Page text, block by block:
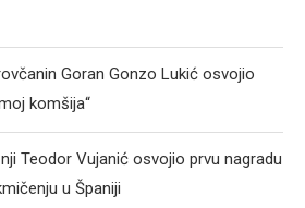
Goran Gonzo Lukić osvojio
komšija“
Teodor Vujanić osvojio prvu nagradu
u Španiji